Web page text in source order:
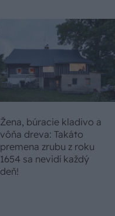
Žena, búracie kladivo a
vôňa dreva: Takáto
premena zrubu z roku
1654 sa nevidí každý
deň!